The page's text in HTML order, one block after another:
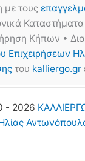
με τους
Κήπων •
Επιχειρήσεων
του kalliergo.gr
- 2026